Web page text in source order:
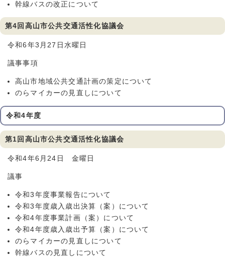
幹線バスの改正について
第4回高山市公共交通活性化協議会
令和6年3月27日水曜日
議事事項
高山市地域公共交通計画の策定について
のらマイカーの見直しについて
令和4年度
第1回高山市公共交通活性化協議会
令和4年6月24日 金曜日
議事
令和3年度事業報告について
令和3年度歳入歳出決算（案）について
令和4年度事業計画（案）について
令和4年度歳入歳出予算（案）について
のらマイカーの見直しについて
幹線バスの見直しについて